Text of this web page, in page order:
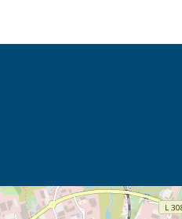
neuem Tab (Karte)